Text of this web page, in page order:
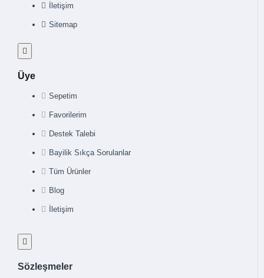
İletişim
Sitemap
Üye
Sepetim
Favorilerim
Destek Talebi
Bayilik Sıkça Sorulanlar
Tüm Ürünler
Blog
İletişim
Sözleşmeler